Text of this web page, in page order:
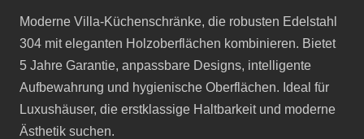
Moderne Villa-Küchenschränke, die robusten Edelstahl
304 mit eleganten Holzoberflächen kombinieren. Bietet
5 Jahre Garantie, anpassbare Designs, intelligente
Aufbewahrung und hygienische Oberflächen. Ideal für
Luxushäuser, die erstklassige Haltbarkeit und moderne
Ästhetik suchen.